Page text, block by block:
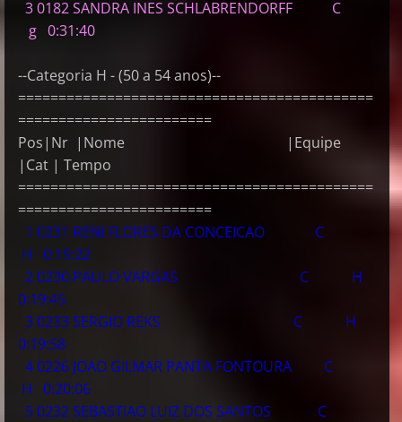
3 0182 SANDRA INES SCHLABRENDORFF C
g 0:31:40
--Categoria H - (50 a 54 anos)--
============================================
========================
Pos|Nr |Nome |Equipe
|Cat | Tempo
============================================
========================
1 0231 RENI FLORES DA CONCEICAO C
H 0:19:22
2 0230 PAULO VARGAS C H
0:19:45
3 0233 SERGIO REKS C H
0:19:58
4 0226 JOAO GILMAR PANTA FONTOURA C
H 0:20:06
5 0232 SEBASTIAO LUIZ DOS SANTOS C